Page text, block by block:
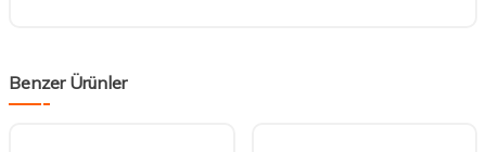
Benzer Ürünler